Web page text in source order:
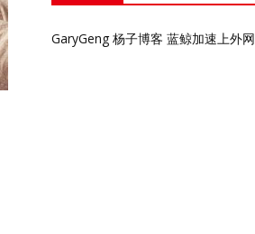
GaryGeng 杨子博客 蓝鲸加速上外网